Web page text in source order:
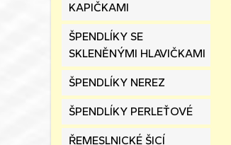
KAPIČKAMI
ŠPENDLÍKY SE
SKLENĚNÝMI HLAVIČKAMI
ŠPENDLÍKY NEREZ
ŠPENDLÍKY PERLEŤOVÉ
ŘEMESLNICKÉ ŠICÍ